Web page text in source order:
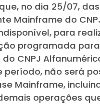
no dia 25/07,
Mainframe do
para
programada para
CNPJ
período, não será
Mainframe,
operações